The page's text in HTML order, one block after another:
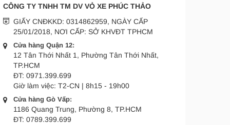
CÔNG TY TNHH TM DV VỎ XE PHÚC THẢO
GIẤY CNĐKKD: 0314862959, NGÀY CẤP
25/01/2018, NƠI CẤP: SỞ KHVĐT TPHCM
Cửa hàng Quận 12:
12 Tân Thới Nhất 1, Phường Tân Thới Nhất,
TP.HCM
ĐT: 0971.399.699
Giờ làm việc: T2-CN | 8h15 - 19h00
Cửa hàng Gò Vấp:
1186 Quang Trung, Phường 8, TP.HCM
ĐT: 0789.399.699